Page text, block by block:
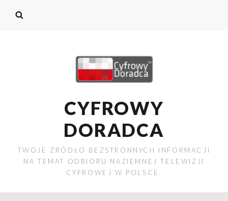
CYFROWY
DORADCA
TWOJE ŹRÓDŁO BEZSTRONNYCH INFORMACJI
NA TEMAT ODBIORU NAZIEMNEJ TELEWIZJI
CYFROWEJ W POLSCE.